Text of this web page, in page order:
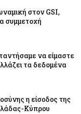
06-08-2026
06-08-2026
πρόσβαση στις
στον GSI,
συμμετοχή
να είμαστε
τα δεδομένα
η είσοδος της
Κύπρου